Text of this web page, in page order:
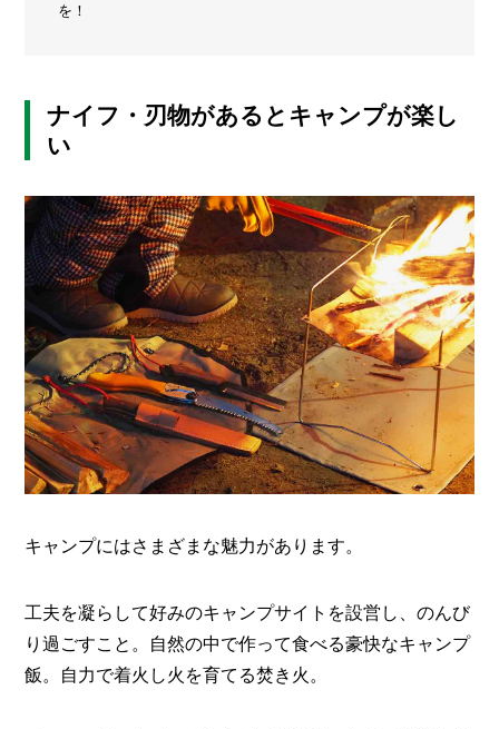
D
ク
エ
イ
タ
ー /
C
E
A
T
O
R
ユ
ー
C
T
O
M
E
を！
ナイフ・刃物があるとキャンプが楽し
い
キャンプにはさまざまな魅力があります。
工夫を凝らして好みのキャンプサイトを設営し、のんび
り過ごすこと。自然の中で作って食べる豪快なキャンプ
飯。自力で着火し火を育てる焚き火。